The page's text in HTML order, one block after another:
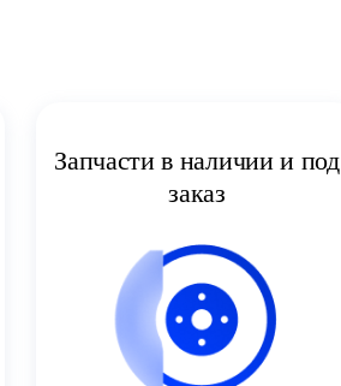
Запчасти в наличии и под
заказ